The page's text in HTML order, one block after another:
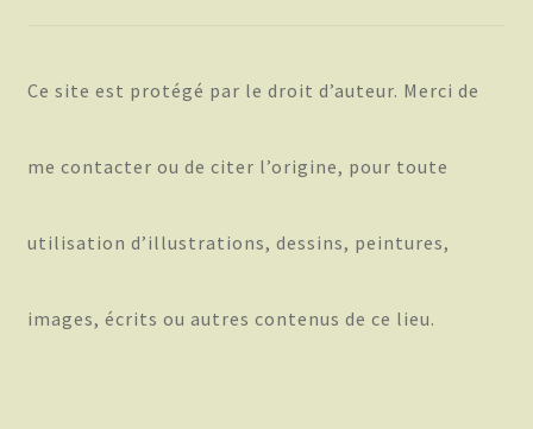
Ce site est protégé par le droit d’auteur. Merci de
me contacter ou de citer l’origine, pour toute
utilisation d’illustrations, dessins, peintures,
images, écrits ou autres contenus de ce lieu.